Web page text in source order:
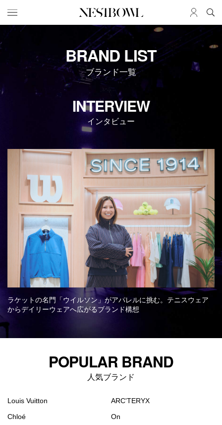
求人検索
新着求人
ブランド一覧
ニュース＆イベント
COLLABORATION
コラボ実績案内
SERVICE
初めての方へ
企業担当の方へ
企業ログイン
MEMBER
ログイン
会員登録
プライバシーポリシー
BRAND LIST
ブランド一覧
INTERVIEW
インタビュー
ラケットの名門「ウイルソン」がアパレルに挑む。テニスウェア
からデイリーウェアへ広がるブランド構想
POPULAR BRAND
人気ブランド
Louis Vuitton
ARC'TERYX
Chloé
On